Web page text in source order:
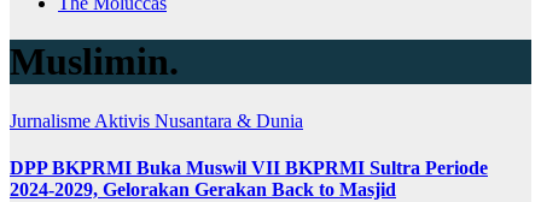
Muslimin.
Jurnalisme Aktivis Nusantara & Dunia
DPP BKPRMI Buka Muswil VII BKPRMI Sultra Periode
2024-2029, Gelorakan Gerakan Back to Masjid